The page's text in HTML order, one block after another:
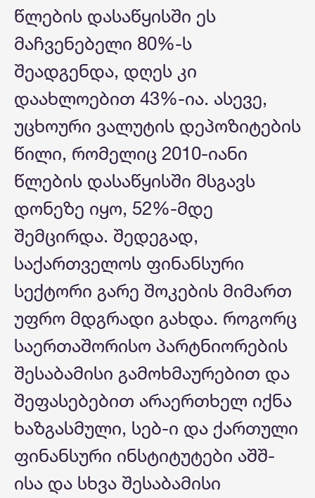
წლების დასაწყისში ეს
მაჩვენებელი 80%-ს
შეადგენდა, დღეს კი
დაახლოებით 43%-ია. ასევე,
უცხოური ვალუტის დეპოზიტების
წილი, რომელიც 2010-იანი
წლების დასაწყისში მსგავს
დონეზე იყო, 52%-მდე
შემცირდა. შედეგად,
საქართველოს ფინანსური
სექტორი გარე შოკების მიმართ
უფრო მდგრადი გახდა. როგორც
საერთაშორისო პარტნიორების
შესაბამისი გამოხმაურებით და
შეფასებებით არაერთხელ იქნა
ხაზგასმული, სებ-ი და ქართული
ფინანსური ინსტიტუტები აშშ-
ისა და სხვა შესაბამისი